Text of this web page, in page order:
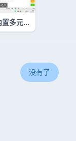
多元大
作
没有了